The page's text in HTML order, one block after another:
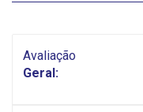
Avaliação
Geral: